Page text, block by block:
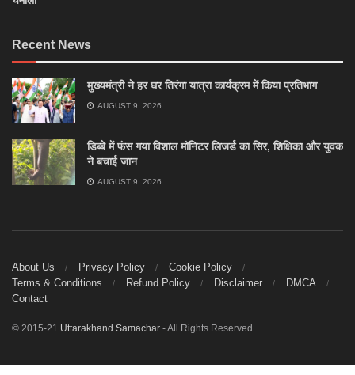
Recent News
मुख्यमंत्री ने हर घर तिरंगा यात्रा कार्यक्रम में किया प्रतिभाग
AUGUST 9, 2026
डिब्बे में फंस गया विशाल मॉनिटर लिजर्ड का सिर, शिक्षिका और युवक
ने बचाई जान
AUGUST 9, 2026
About Us Privacy Policy
Cookie Policy
Terms & Conditions
Refund Policy Disclaimer
DMCA
Contact
© 2015-21 Uttarakhand Samachar - All Rights Reserved.